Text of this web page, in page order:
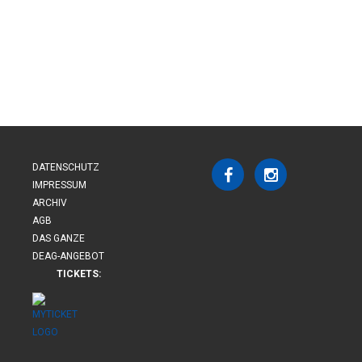
DATENSCHUTZ
IMPRESSUM
ARCHIV
AGB
DAS GANZE
DEAG-ANGEBOT
TICKETS: